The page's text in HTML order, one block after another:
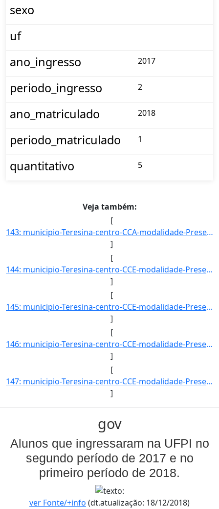
sexo
uf
ano_ingresso
2017
periodo_ingresso 2
ano_matriculado 2018
periodo_matriculado 1
quantitativo 5
Veja também:
[
143: municipio-Teresina-centro-CCA-modalidade-Presencial-convenio--selecao-PORT_CURSO_SUPERIOR-cota--sexo]
]
[
144: municipio-Teresina-centro-CCE-modalidade-Presencial-convenio-PROCAMPO-selecao-PROCESSO_SEL_ESPECIAL_]
]
[
145: municipio-Teresina-centro-CCE-modalidade-Presencial-convenio-PROCAMPO-selecao-PROCESSO_SELETIVO-cota]
]
[
146: municipio-Teresina-centro-CCE-modalidade-Presencial-convenio-PROCAMPO-selecao-PROCESSO_SELETIVO_ESPE]
]
[
147: municipio-Teresina-centro-CCE-modalidade-Presencial-convenio--selecao-SISU_COTA-cota-AA-1-sexo--uf--]
]
gov
Alunos que ingressaram na UFPI no
segundo período de 2017 e no
primeiro período de 2018.
ver Fonte/+info (dt.atualização: 18/12/2018)